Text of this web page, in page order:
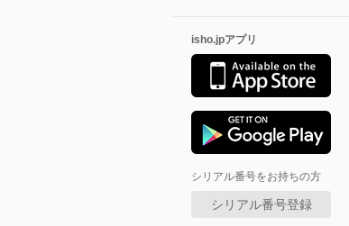
isho.jpアプリ
シリアル番号をお持ちの方
シリアル番号登録